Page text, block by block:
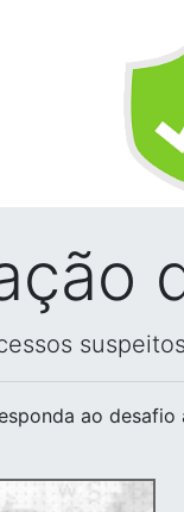
ao desafio